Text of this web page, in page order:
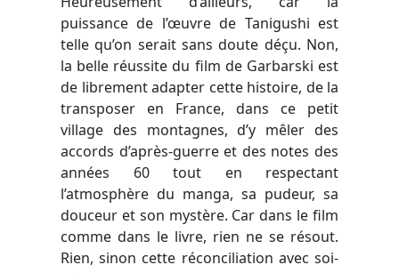
puissance de l’œuvre de Tanigushi est
telle qu’on serait sans doute déçu. Non,
la belle réussite du film de Garbarski est
de librement adapter cette histoire, de la
transposer en France, dans ce petit
village des montagnes, d’y mêler des
accords d’après-guerre et des notes des
années 60 tout en respectant
l’atmosphère du manga, sa pudeur, sa
douceur et son mystère. Car dans le film
comme dans le livre, rien ne se résout.
Rien, sinon cette réconciliation avec soi-